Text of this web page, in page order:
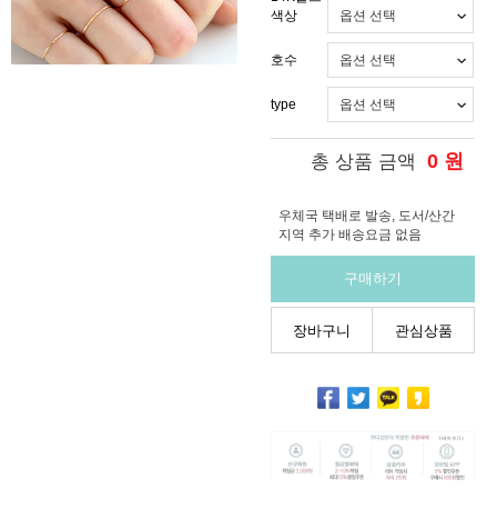
색상
호수
type
총 상품 금액 0 원
우체국 택배로 발송, 도서/산간
지역 추가 배송요금 없음
구매하기
장바구니 관심상품